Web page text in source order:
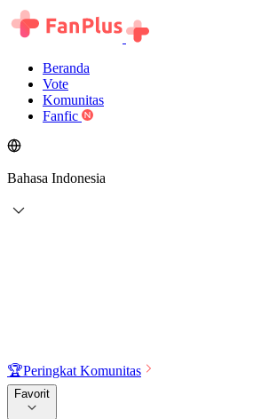
Beranda
Vote
Komunitas
Fanfic
Bahasa Indonesia
🏆Peringkat Komunitas
Favorit